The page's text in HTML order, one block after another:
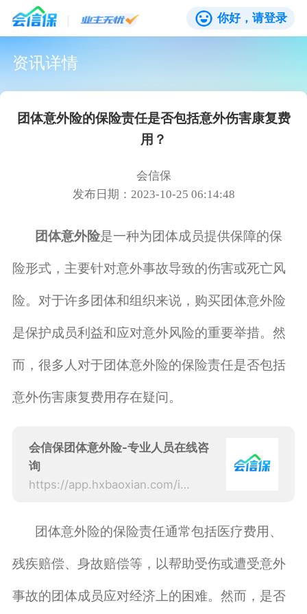
你好，请登录
资讯详情
团体意外险的保险责任是否包括意外伤害康复费
用？
会信保
发布日期：2023-10-25 06:14:48
团体意外险是一种为团体成员提供保障的保
险形式，主要针对意外事故导致的伤害或死亡风
险。对于许多团体和组织来说，购买团体意外险
是保护成员利益和应对意外风险的重要举措。然
而，很多人对于团体意外险的保险责任是否包括
意外伤害康复费用存在疑问。
会信保团体意外险-专业人员在线咨
询
https://app.hxbaoxian.com/insurance?p=1&l=20&t=6&c=0&sourceType=web
团体意外险的保险责任通常包括医疗费用、
残疾赔偿、身故赔偿等，以帮助受伤或遭受意外
事故的团体成员应对经济上的困难。然而，是否